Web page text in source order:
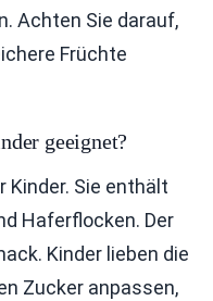
Achten Sie darauf,
Früchte
geeignet?
Kinder. Sie enthält
Haferflocken. Der
Kinder lieben die
Zucker anpassen,